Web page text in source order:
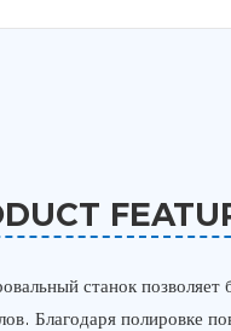
станок позволяет
Благодаря полировке